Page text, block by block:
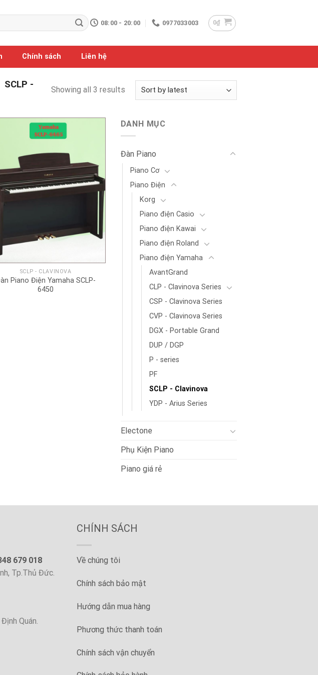
08:00 - 20:00 0977033003 0₫
Chính sách Liên hệ
SCLP -
Showing all 3 results
SCLP - CLAVINOVA
Piano Điện Yamaha SCLP-
6450
DANH MỤC
Đàn Piano
Piano Cơ
Piano Điện
Korg
Piano điện Casio
Piano điện Kawai
Piano điện Roland
Piano điện Yamaha
AvantGrand
CLP - Clavinova Series
CSP - Clavinova Series
CVP - Clavinova Series
DGX - Portable Grand
DUP / DGP
P - series
PF
SCLP - Clavinova
YDP - Arius Series
Electone
Phụ Kiện Piano
Piano giá rẻ
679 018
Tp.Thủ Đức.
Quán.
CHÍNH SÁCH
Về chúng tôi
Chính sách bảo mật
Hướng dẫn mua hàng
Phương thức thanh toán
Chính sách vận chuyển